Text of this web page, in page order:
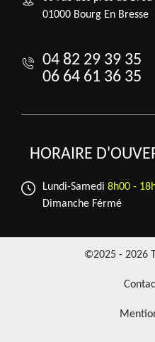
01000 Bourg En Bresse
04 82 29 39 35
06 64 61 36 35
HORAIRE
Lundi-Samedi 8h00 -
Dimanche Férmé
©2025 - 2026